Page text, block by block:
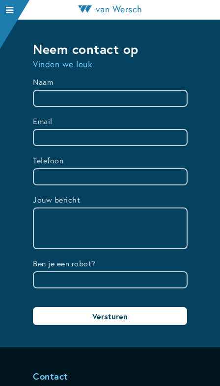
Neem contact op
Vinden we leuk
Naam
Email
Telefoon
Jouw bericht
Ben je een robot?
Contact
van Wersch